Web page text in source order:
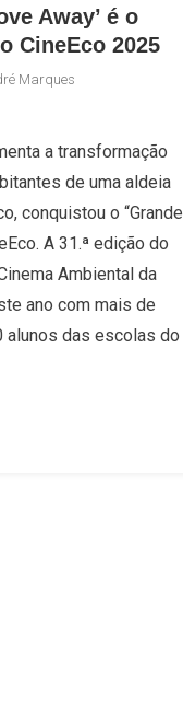
Away’ é o
CineEco 2025
Marques
a transformação
de uma aldeia
conquistou o “Grande
A 31.ª edição do
Ambiental da
ano com mais de
das escolas do